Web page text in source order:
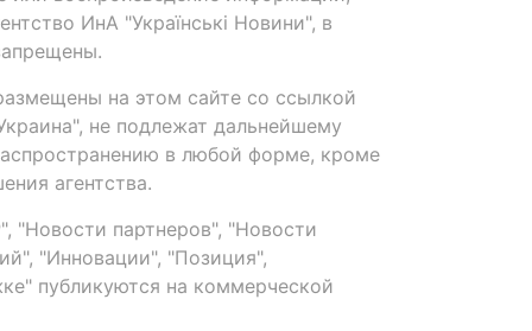
ИнА "Українські Новини", в
на этом сайте со ссылкой
не подлежат дальнейшему
в любой форме, кроме
агентства.
"Новости партнеров", "Новости
"Инновации", "Позиция",
публикуются на коммерческой